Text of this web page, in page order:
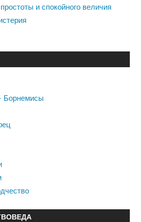
и спокойного величия
Борнемисы